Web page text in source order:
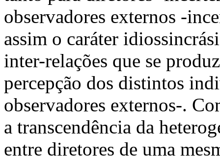
observadores externos -
assim o caráter
inter-relações que se
percepção dos distintos
observadores externos-.
a transcendência da
entre diretores de uma